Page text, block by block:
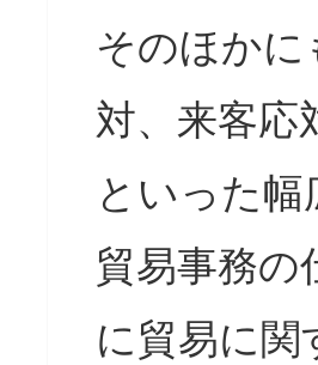
そのほかに
対、来客応
といった
貿易事務の
に貿易に関